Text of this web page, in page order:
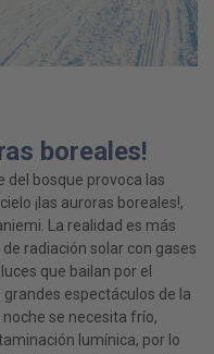
boreales!
del bosque provoca las
¡las auroras boreales!,
La realidad es más
radiación solar con gases
que bailan por el
espectáculos de la
se necesita frío,
lumínica, por lo